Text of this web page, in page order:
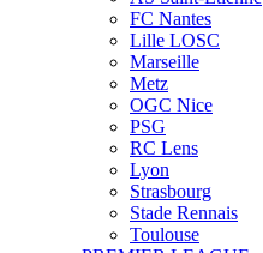
FC Nantes
Lille LOSC
Marseille
Metz
OGC Nice
PSG
RC Lens
Lyon
Strasbourg
Stade Rennais
Toulouse